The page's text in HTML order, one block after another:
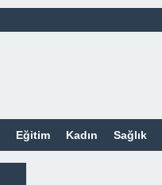
Eğitim Kadın Sağlık